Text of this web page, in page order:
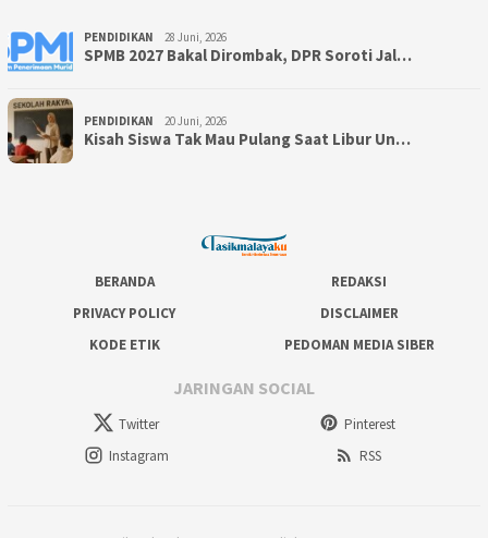
PENDIDIKAN 28 Juni, 2026
SPMB 2027 Bakal Dirombak, DPR Soroti Jal…
PENDIDIKAN 20 Juni, 2026
Kisah Siswa Tak Mau Pulang Saat Libur Un…
BERANDA
REDAKSI
PRIVACY POLICY
DISCLAIMER
KODE ETIK
PEDOMAN MEDIA SIBER
JARINGAN SOCIAL
Twitter
Pinterest
Instagram
RSS